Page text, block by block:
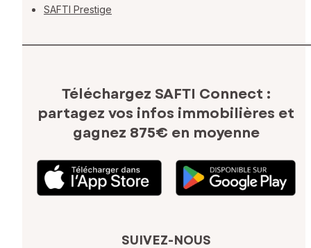
SAFTI Prestige
Téléchargez SAFTI Connect :
partagez vos infos immobilières et
gagnez 875€ en moyenne
SUIVEZ-NOUS